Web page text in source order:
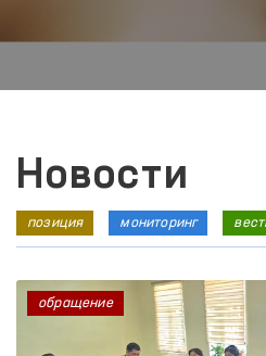
Новости
позиция мониторинг
обращение